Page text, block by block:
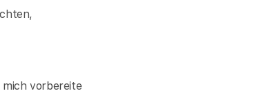
mich vorbereite